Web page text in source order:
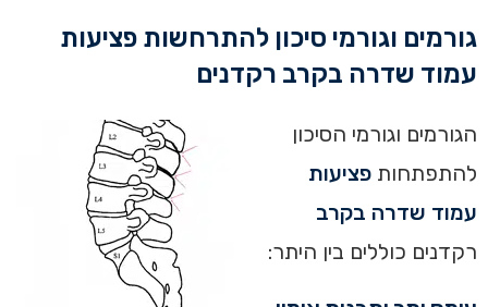
גורמים וגורמי סיכון להתרחשות פציעות
עמוד שדרה בקרב רקדנים
הגורמים וגורמי הסיכון
להתפתחות פציעות
עמוד שדרה בקרב
רקדנים כוללים בין היתר: